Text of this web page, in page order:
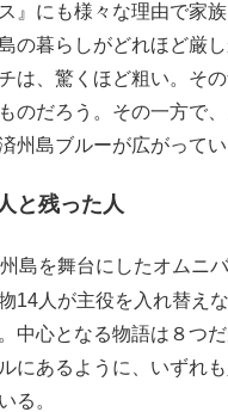
』にも様々な理由で家
の暮らしがどれほど厳
は、驚くほど粗い。そ
のだろう。その一方で
州島ブルーが広がってい
と残った人
島を舞台にしたオムニ
14人が主役を入れ替え
中心となる物語は８つ
にあるように、いずれ
る。